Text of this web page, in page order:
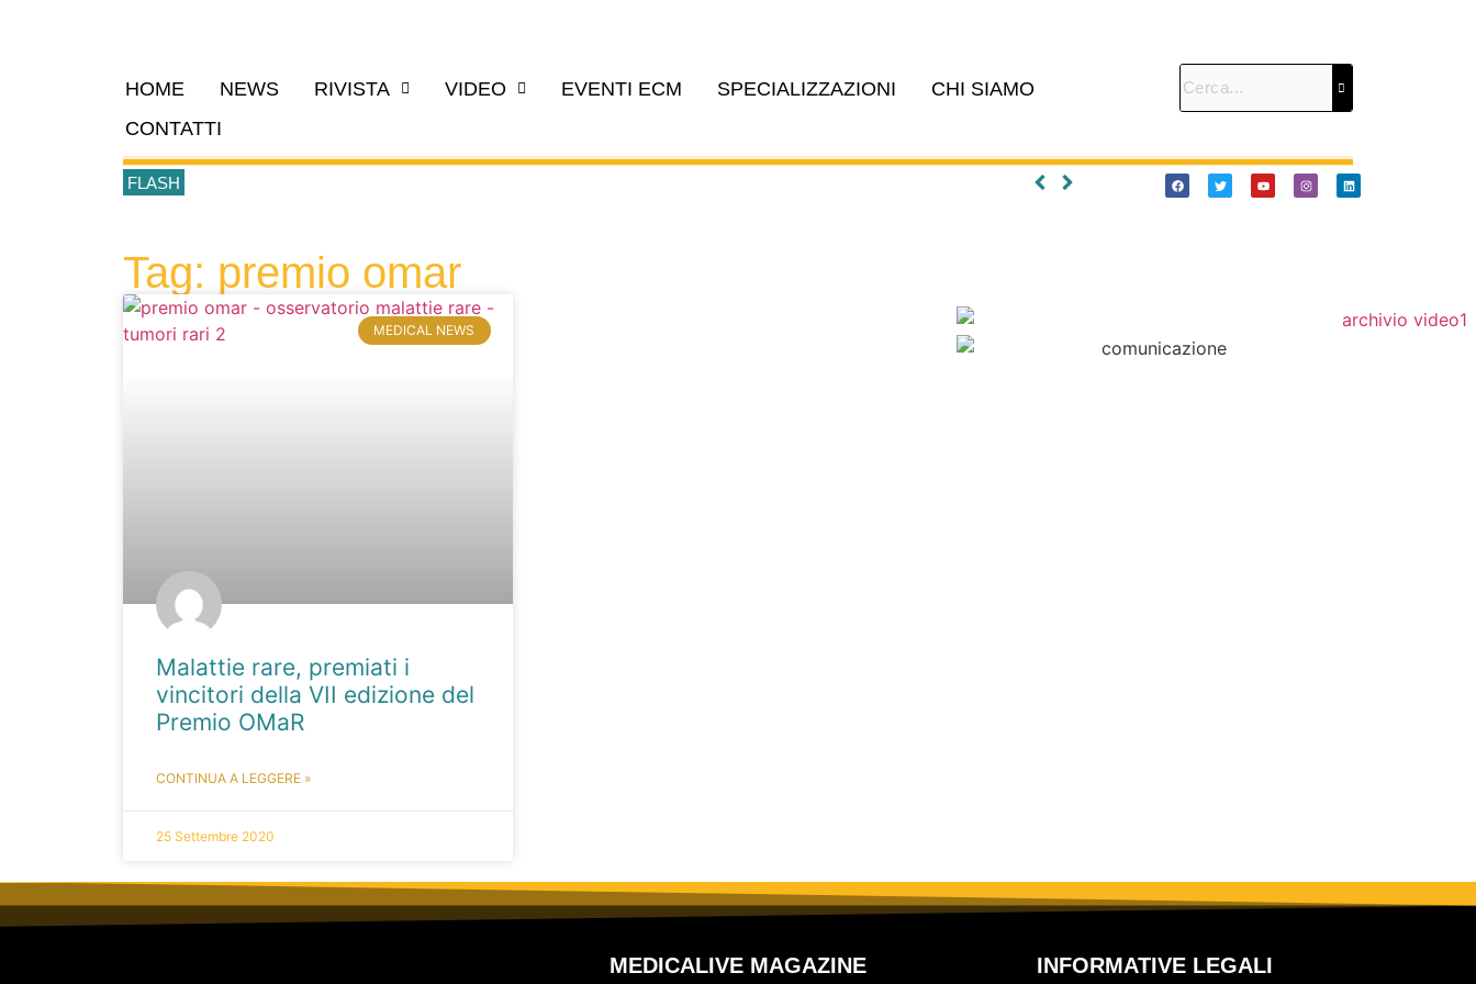
HOME NEWS RIVISTA VIDEO EVENTI ECM SPECIALIZZAZIONI
CHI SIAMO
CONTATTI
FLASH
Tag: premio omar
MEDICAL NEWS
Malattie rare, premiati i
vincitori della VII edizione del
Premio OMaR
CONTINUA A LEGGERE »
25 Settembre 2020
MEDICALIVE MAGAZINE INFORMATIVE LEGALI